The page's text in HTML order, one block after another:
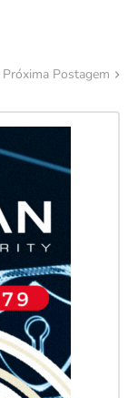
Próxima Postagem